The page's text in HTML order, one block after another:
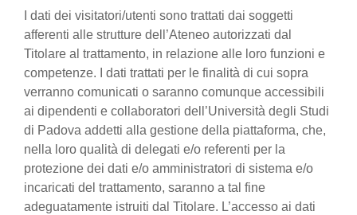
I dati dei visitatori/utenti sono trattati dai soggetti
afferenti alle strutture dell’Ateneo autorizzati dal
Titolare al trattamento, in relazione alle loro funzioni e
competenze. I dati trattati per le finalità di cui sopra
verranno comunicati o saranno comunque accessibili
ai dipendenti e collaboratori dell’Università degli Studi
di Padova addetti alla gestione della piattaforma, che,
nella loro qualità di delegati e/o referenti per la
protezione dei dati e/o amministratori di sistema e/o
incaricati del trattamento, saranno a tal fine
adeguatamente istruiti dal Titolare. L’accesso ai dati